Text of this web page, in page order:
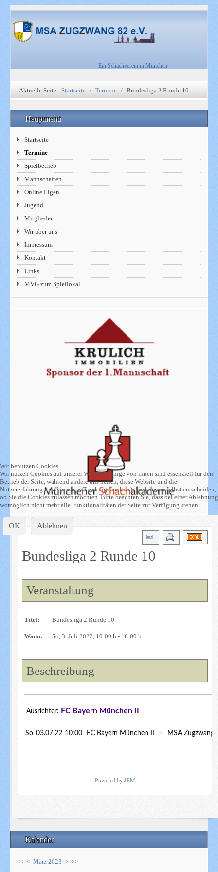
Ein Schachverein in München
Aktuelle Seite: Startseite Termine Bundesliga 2 Runde 10
Hauptmenü
Startseite
Termine
Spielbetrieb
Mannschaften
Online Ligen
Jugend
Mitglieder
Wir über uns
Impressum
Kontakt
Links
MVG zum Spiellokal
Kalender
<< < März 2023 > >>
Bundesliga 2 Runde 10
Veranstaltung
Titel: Bundesliga 2 Runde 10
Wann: So, 3. Juli 2022 , 10:00 h - 18:00 h
Beschreibung
Ausrichter: FC Bayern München II
So 03.07.22 10:00 FC Bayern München II − MSA Zugzwang
Powered by JEM
Wir benutzen Cookies
Wir nutzen Cookies auf unserer Website. Einige von ihnen sind essenziell für den
Betrieb der Seite, während andere uns helfen, diese Website und die
Nutzererfahrung zu verbessern (Tracking Cookies). Sie können selbst entscheiden,
ob Sie die Cookies zulassen möchten. Bitte beachten Sie, dass bei einer Ablehnung
womöglich nicht mehr alle Funktionalitäten der Seite zur Verfügung stehen.
OK Ablehnen